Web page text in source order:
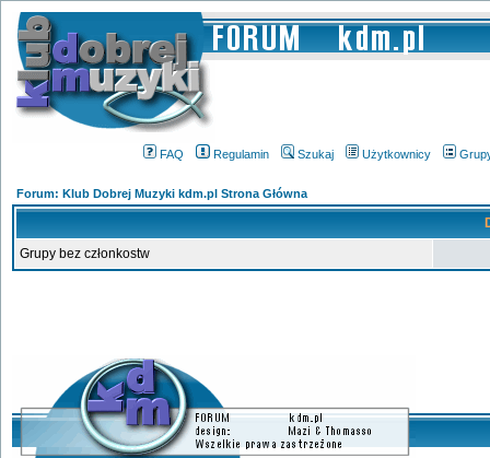
FAQ Regulamin Szukaj Użytkownicy
Forum: Klub Dobrej Muzyki kdm.pl Strona Główna
Grupy bez członkostw